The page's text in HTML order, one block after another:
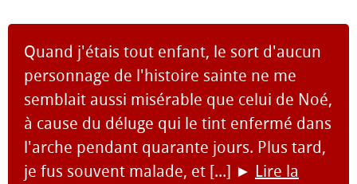
Quand j'étais tout enfant, le sort d'aucun
personnage de l'histoire sainte ne me
semblait aussi misérable que celui de Noé,
à cause du déluge qui le tint enfermé dans
l'arche pendant quarante jours. Plus tard,
je fus souvent malade, et [...] ► Lire la